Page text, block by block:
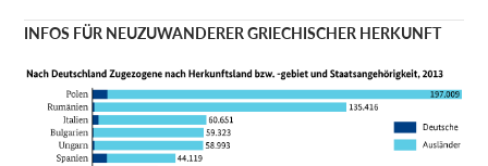
INFOS FÜR NEUZUWANDERER GRIECHISCHER HERKUNFT